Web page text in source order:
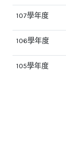
107學年度
106學年度
105學年度